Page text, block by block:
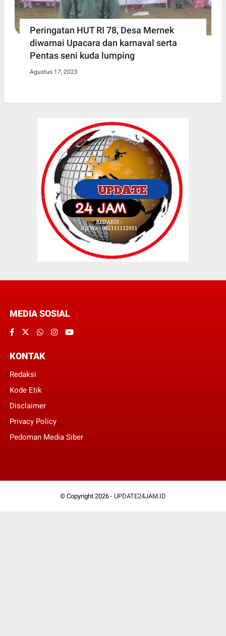
Peringatan HUT RI 78, Desa Mernek
diwarnai Upacara dan karnaval serta
Pentas seni kuda lumping
Agustus 17, 2023
MEDIA SOSIAL
KONTAK
Redaksi
Kode Etik
Disclaimer
Privacy Policy
Pedoman Media Siber
© Copyright 2026 - UPDATE24JAM.ID